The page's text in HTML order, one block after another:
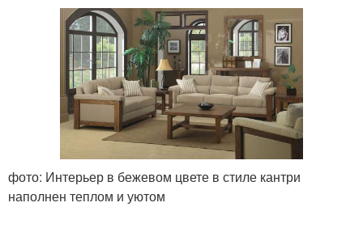
фото: Интерьер в бежевом цвете в стиле кантри
наполнен теплом и уютом